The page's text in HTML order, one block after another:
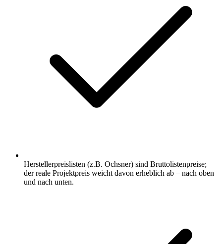
Herstellerpreislisten (z.B. Ochsner) sind Bruttolistenpreise;
der reale Projektpreis weicht davon erheblich ab – nach oben
und nach unten.